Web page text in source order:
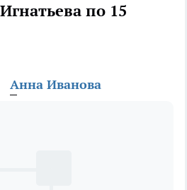
по 15
Анна Иванова